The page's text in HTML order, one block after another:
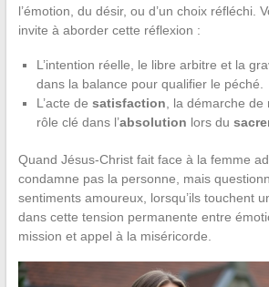
l’émotion, du désir, ou d’un choix réfléchi.
invite à aborder cette réflexion :
L’intention réelle, le libre arbitre et la
dans la balance pour qualifier le péché.
L’acte de satisfaction , la démarche
rôle clé dans l’absolution lors du
Quand Jésus-Christ fait face à la femme
condamne pas la personne, mais
sentiments amoureux, lorsqu’ils touchent
dans cette tension permanente entre
mission et appel à la miséricorde.